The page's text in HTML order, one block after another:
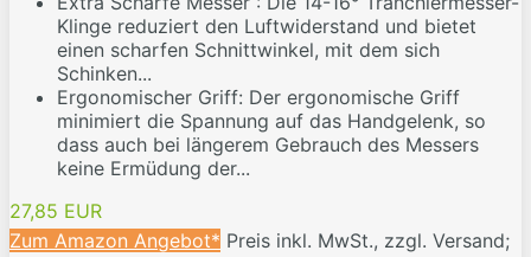
Klinge reduziert den Luftwiderstand und bietet
einen scharfen Schnittwinkel, mit dem sich
Schinken...
Ergonomischer Griff: Der ergonomische Griff
minimiert die Spannung auf das Handgelenk, so
dass auch bei längerem Gebrauch des Messers
keine Ermüdung der...
27,85 EUR
Zum Amazon Angebot* Preis inkl. MwSt., zzgl. Versand;